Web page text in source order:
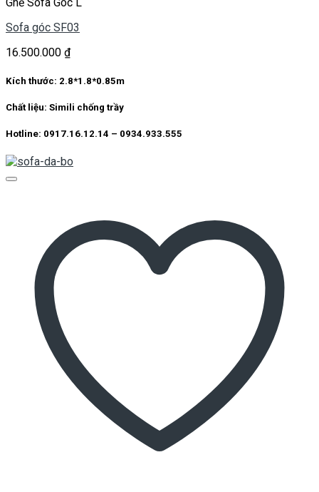
Ghế Sofa Góc L
Sofa góc SF03
16.500.000 ₫
Kích thước: 2.8*1.8*0.85m
Chất liệu: Simili chống trầy
Hotline: 0917.16.12.14 – 0934.933.555